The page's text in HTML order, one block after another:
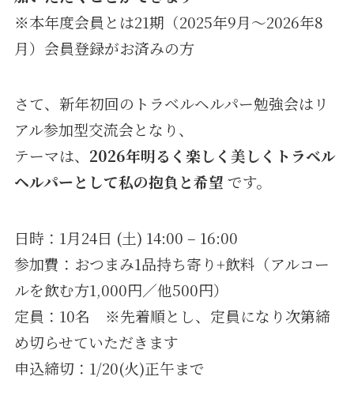
※本年度会員とは21期（2025年9月〜2026年8
月）会員登録がお済みの方
さて、新年初回のトラベルヘルパー勉強会はリ
アル参加型交流会となり、
テーマは、 2026年明るく楽しく美しくトラベル
ヘルパーとして私の抱負と希望 です。
日時：1月24日 (土) 14:00 – 16:00
参加費：おつまみ1品持ち寄り+飲料（アルコー
ルを飲む方1,000円／他500円）
定員：10名 ※先着順とし、定員になり次第締
め切らせていただきます
申込締切：1/20(火)正午まで